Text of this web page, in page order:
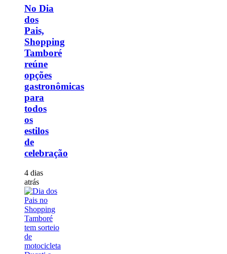
No Dia
dos
Pais,
Shopping
Tamboré
reúne
opções
gastronômicas
para
todos
os
estilos
de
celebração
4 dias
atrás